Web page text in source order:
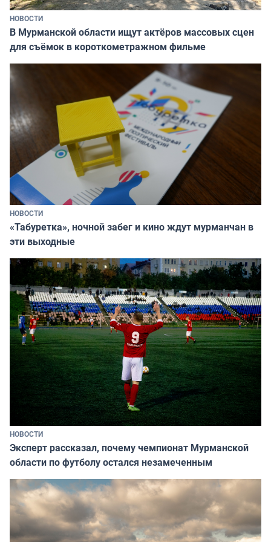
НОВОСТИ
В Мурманской области ищут актёров массовых сцен
для съёмок в короткометражном фильме
НОВОСТИ
«Табуретка», ночной забег и кино ждут мурманчан в
эти выходные
НОВОСТИ
Эксперт рассказал, почему чемпионат Мурманской
области по футболу остался незамеченным